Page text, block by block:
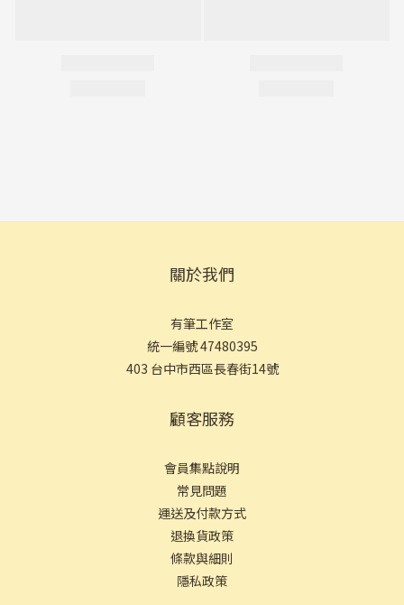
關於我們
有筆工作室
統一編號 47480395
403 台中市西區長春街14號
顧客服務
會員集點說明
常見問題
運送及付款方式
退換貨政策
條款與細則
隱私政策